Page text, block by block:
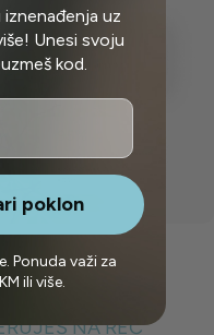
NA REČ
uz
Unesi svoju
kod.
poklon
Ponuda važi za
ili više.